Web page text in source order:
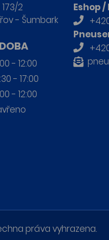
2
- Šumbark
- 12:00
- 17:00
- 12:00
Eshop
práva vyhrazena.